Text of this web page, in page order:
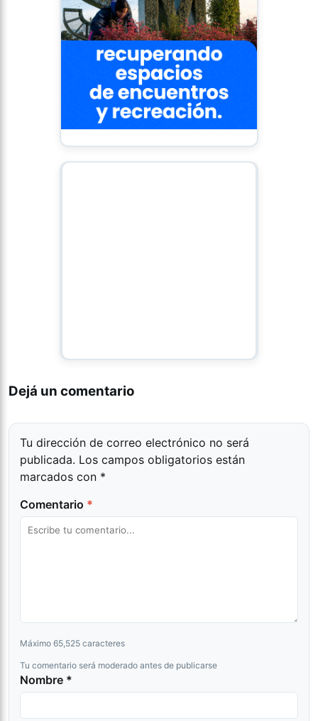
Dejá un comentario
Tu dirección de correo electrónico no será
publicada. Los campos obligatorios están
marcados con *
Comentario *
Máximo 65,525 caracteres
Tu comentario será moderado antes de publicarse
Nombre *